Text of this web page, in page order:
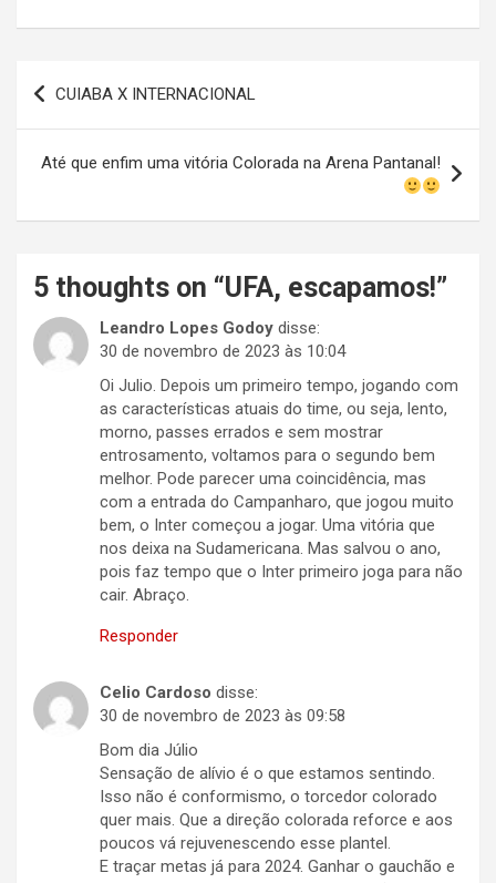
Navegação
de
Post
CUIABA X INTERNACIONAL
Até que enfim uma vitória Colorada na Arena Pantanal!
5 thoughts on “UFA, escapamos!”
Leandro Lopes Godoy disse:
30 de novembro de 2023 às 10:04
Oi Julio. Depois um primeiro tempo, jogando com
as características atuais do time, ou seja, lento,
morno, passes errados e sem mostrar
entrosamento, voltamos para o segundo bem
melhor. Pode parecer uma coincidência, mas
com a entrada do Campanharo, que jogou muito
bem, o Inter começou a jogar. Uma vitória que
nos deixa na Sudamericana. Mas salvou o ano,
pois faz tempo que o Inter primeiro joga para não
cair. Abraço.
Responder
Celio Cardoso disse:
30 de novembro de 2023 às 09:58
Bom dia Júlio
Sensação de alívio é o que estamos sentindo.
Isso não é conformismo, o torcedor colorado
quer mais. Que a direção colorada reforce e aos
poucos vá rejuvenescendo esse plantel.
E traçar metas já para 2024. Ganhar o gauchão e